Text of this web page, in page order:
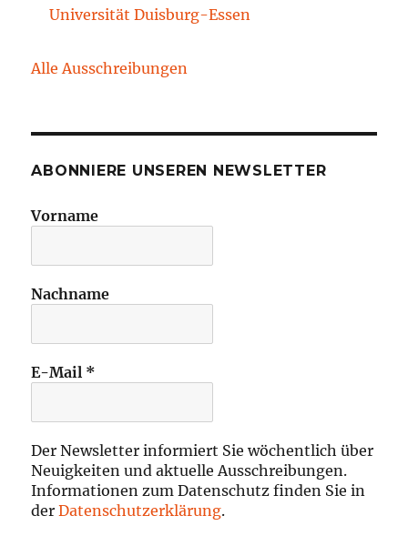
Universität Duisburg-Essen
Alle Ausschreibungen
ABONNIERE UNSEREN NEWSLETTER
Vorname
Nachname
E-Mail *
Der Newsletter informiert Sie wöchentlich über
Neuigkeiten und aktuelle Ausschreibungen.
Informationen zum Datenschutz finden Sie in
derDatenschutzerklärung.